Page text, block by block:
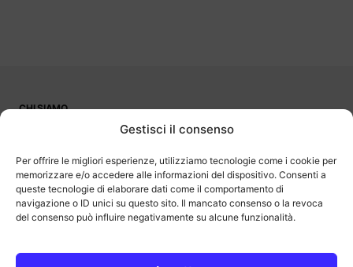
Gestisci il consenso
Per offrire le migliori esperienze, utilizziamo tecnologie come i cookie per
memorizzare e/o accedere alle informazioni del dispositivo. Consenti a
queste tecnologie di elaborare dati come il comportamento di
navigazione o ID unici su questo sito. Il mancato consenso o la revoca
del consenso può influire negativamente su alcune funzionalità.
CHI SIAMO
OutOfBit
programma di affiliazione che consente ai siti di percepire una